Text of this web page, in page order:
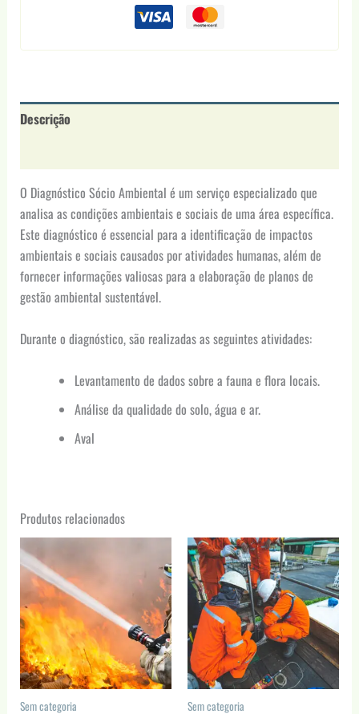
Descrição
O Diagnóstico Sócio Ambiental é um serviço especializado que
analisa as condições ambientais e sociais de uma área específica.
Este diagnóstico é essencial para a identificação de impactos
ambientais e sociais causados por atividades humanas, além de
fornecer informações valiosas para a elaboração de planos de
gestão ambiental sustentável.
Durante o diagnóstico, são realizadas as seguintes atividades:
Levantamento de dados sobre a fauna e flora locais.
Análise da qualidade do solo, água e ar.
Aval
Produtos relacionados
Sem categoria Sem categoria